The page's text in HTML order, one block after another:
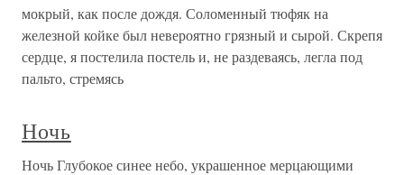
мокрый, как после дождя. Соломенный тюфяк на
железной койке был невероятно грязный и сырой. Скрепя
сердце, я постелила постель и, не раздеваясь, легла под
пальто, стремясь
Ночь
Ночь Глубокое синее небо, украшенное мерцающими